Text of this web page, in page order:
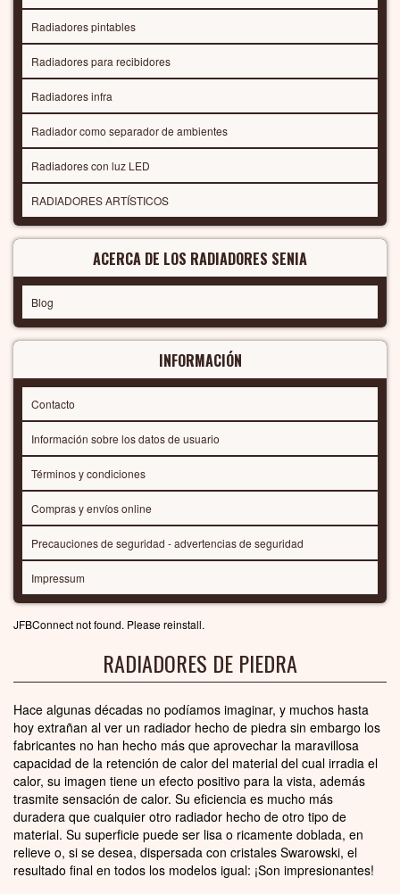
Radiadores pintables
Radiadores para recibidores
Radiadores infra
Radiador como separador de ambientes
Radiadores con luz LED
RADIADORES ARTÍSTICOS
ACERCA DE LOS RADIADORES SENIA
Blog
INFORMACIÓN
Contacto
Información sobre los datos de usuario
Términos y condiciones
Compras y envíos online
Precauciones de seguridad - advertencias de seguridad
Impressum
JFBConnect not found. Please reinstall.
RADIADORES DE PIEDRA
Hace algunas décadas no podíamos imaginar, y muchos hasta
hoy extrañan al ver un radiador hecho de piedra sin embargo los
fabricantes no han hecho más que aprovechar la maravillosa
capacidad de la retención de calor del material del cual irradia el
calor, su imagen tiene un efecto positivo para la vista, además
trasmite sensación de calor. Su eficiencia es mucho más
duradera que cualquier otro radiador hecho de otro tipo de
material. Su superficie puede ser lisa o ricamente doblada, en
relieve o, si se desea, dispersada con cristales Swarowski, el
resultado final en todos los modelos igual: ¡Son impresionantes!